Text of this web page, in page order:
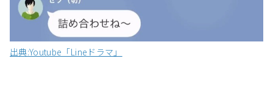
出典:Youtube「Lineドラマ」